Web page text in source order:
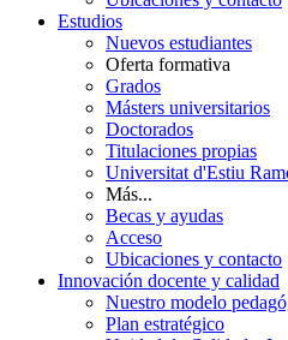
Estudios
Nuevos estudiantes
Oferta formativa
Grados
Másters universitarios
Doctorados
Titulaciones propias
Universitat d'Estiu
Más...
Becas y ayudas
Acceso
Ubicaciones y contacto
Innovación docente y calidad
Nuestro modelo
Plan estratégico